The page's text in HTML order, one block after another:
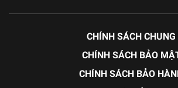
CHÍNH SÁCH CHUNG
CHÍNH SÁCH BẢO
CHÍNH SÁCH BẢO